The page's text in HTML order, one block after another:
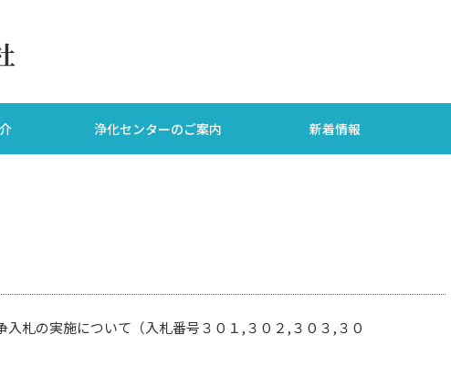
浄化センターのご案内 新着情報
入札の実施について（入札番号３０１,３０２,３０３,３０